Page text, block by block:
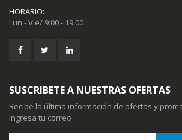
HORARIO:
Lun - Vie/ 9:00 - 19:00
SUSCRIBETE A NUESTRAS OFERTAS
Recibe la última información de ofertas y
ingresa tu correo